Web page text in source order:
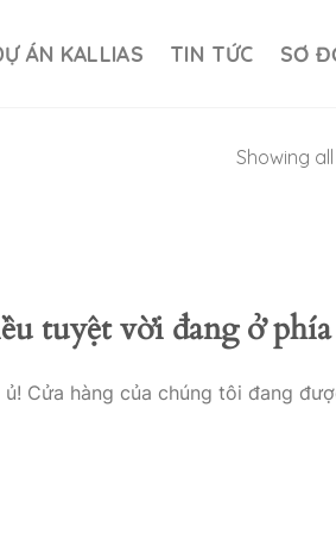
ÁN KALLIAS TIN TỨC SƠ
Showing
tuyệt vời đang ở
Cửa hàng của chúng tôi đang